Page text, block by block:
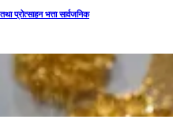
प्रोत्साहन भत्ता सार्वजनिक